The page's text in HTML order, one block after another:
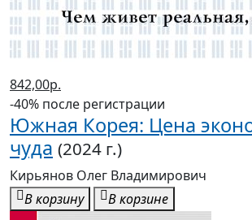
842,00р.
-40% после регистрации
Южная Корея: Цена
чуда (2024 г.)
Кирьянов Олег Владимирович
В корзину
В корзине